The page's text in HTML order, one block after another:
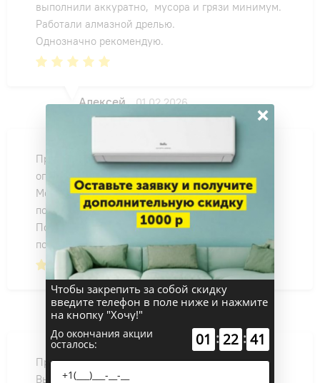
выполнили аккуратно, мусора и грязи минимум.
Работали алмазной дрелью.
Однозначно рекомендую.
Алексей 01.02.2026
Приобрела кондиционер Дахатсу. Доставка
оперативная, подняли в квартиру.
Монтаж пока не заказывала, жду когда
потеплеет.
Пока магазин Vozduhoff вызывает доверие и
положительные эмоции.
Ольга 21.02.2024
Приобретение кондиционера прошло гладко.
Выбирал определенную модель, менеджер
×
Чтобы закрепить за собой скидку
введите телефон в поле ниже и нажмите
на кнопку "Хочу!"
До окончания акции
осталось: 01 : 22 : 41